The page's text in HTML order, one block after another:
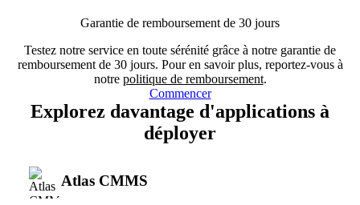
Garantie de remboursement de 30 jours
Testez notre service en toute sérénité grâce à notre garantie de
remboursement de 30 jours. Pour en savoir plus, reportez-vous à
notre politique de remboursement.
Commencer
Explorez davantage d'applications à
déployer
Atlas CMMS